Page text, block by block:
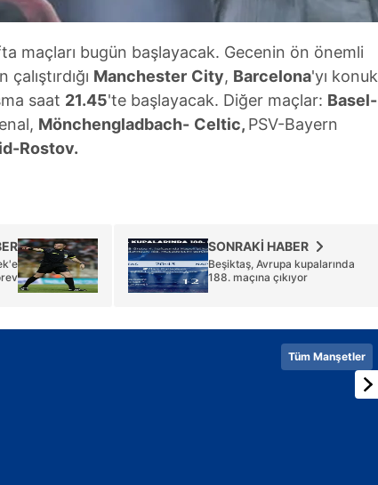
maçları bugün başlayacak. Gecenin ön önemli
çalıştırdığı Manchester City, Barcelona'yı konuk
saat 21.45'te başlayacak. Diğer maçlar: Basel-
Mönchengladbach- Celtic, PSV-Bayern
Rostov.
SONRAKİ HABER
Beşiktaş, Avrupa kupalarında
188. maçına çıkıyor
Tüm Manşetler